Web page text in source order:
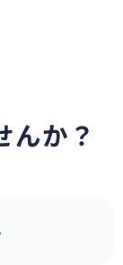
んか？